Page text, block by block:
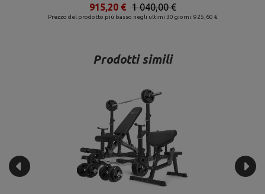
Prezzo del prodotto più basso negli ultimi 30 giorni: 925,60 €
1 040,00 €
915,20 €
Prodotti simili